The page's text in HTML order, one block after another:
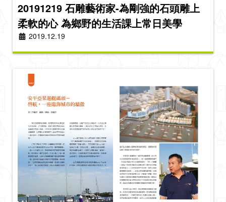
20191219 石雕藝術家-為剛強的石頭雕上
柔軟的心 為鄉野的生活課上常日美學
2019.12.19